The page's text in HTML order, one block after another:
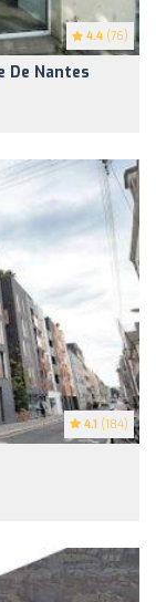
4.4 (76)
De Nantes
4.1 (184)